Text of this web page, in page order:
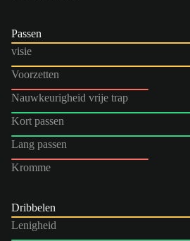
Passen
visie
Voorzetten
Nauwkeurigheid vrije trap
Kort passen
Lang passen
Kromme
Dribbelen
Lenigheid